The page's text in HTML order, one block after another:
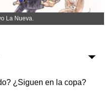
La Nueva.
¿Siguen en la copa?